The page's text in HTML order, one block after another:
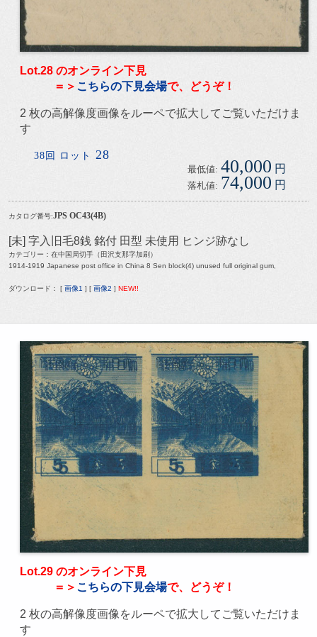
Lot.28 のオンライン下見
＝＞ こちらの下見会場で、どうぞ！
2 枚の高解像度画像をルーペで拡大してご覧いただけま
す
38回 ロット 28
最低値: 40,000 円
落札値: 74,000 円
カタログ番号:JPS OC43(4B)
[未] 字入旧毛8銭 銘付 田型 未使用 ヒンジ跡なし
カテゴリー：在中国局切手（田沢支那字加刷）
1914-1919 Japanese post office in China 8 Sen block(4) unused full original gum,
ダウンロード： [ 画像1 ] [ 画像2 ] NEW!!
Lot.29 のオンライン下見
＝＞ こちらの下見会場で、どうぞ！
2 枚の高解像度画像をルーペで拡大してご覧いただけま
す